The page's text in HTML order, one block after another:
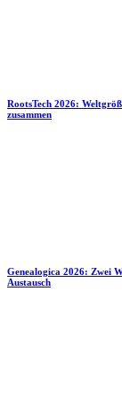
RootsTech 2026:
zusammen
Genealogica 2026: Zwei
Austausch